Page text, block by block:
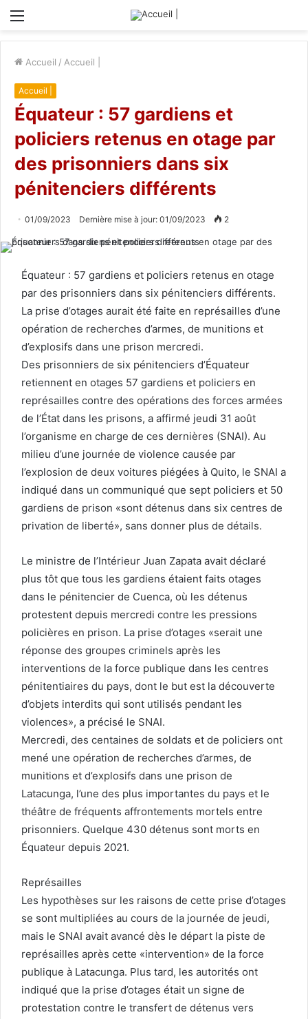
Menu
Accueil / Accueil |
Accueil |
Équateur : 57 gardiens et
policiers retenus en otage par
des prisonniers dans six
pénitenciers différents
01/09/2023 Dernière mise à jour: 01/09/2023 2
Équateur : 57 gardiens et policiers retenus en otage
par des prisonniers dans six pénitenciers différents.
La prise d’otages aurait été faite en représailles d’une
opération de recherches d’armes, de munitions et
d’explosifs dans une prison mercredi.
Des prisonniers de six pénitenciers d’Équateur
retiennent en otages 57 gardiens et policiers en
représailles contre des opérations des forces armées
de l’État dans les prisons, a affirmé jeudi 31 août
l’organisme en charge de ces dernières (SNAI). Au
milieu d’une journée de violence causée par
l’explosion de deux voitures piégées à Quito, le SNAI a
indiqué dans un communiqué que sept policiers et 50
gardiens de prison «sont détenus dans six centres de
privation de liberté», sans donner plus de détails.
Le ministre de l’Intérieur Juan Zapata avait déclaré
plus tôt que tous les gardiens étaient faits otages
dans le pénitencier de Cuenca, où les détenus
protestent depuis mercredi contre les pressions
policières en prison. La prise d’otages «serait une
réponse des groupes criminels après les
interventions de la force publique dans les centres
pénitentiaires du pays, dont le but est la découverte
d’objets interdits qui sont utilisés pendant les
violences», a précisé le SNAI.
Mercredi, des centaines de soldats et de policiers ont
mené une opération de recherches d’armes, de
munitions et d’explosifs dans une prison de
Latacunga, l’une des plus importantes du pays et le
théâtre de fréquents affrontements mortels entre
prisonniers. Quelque 430 détenus sont morts en
Équateur depuis 2021.
Représailles
Les hypothèses sur les raisons de cette prise d’otages
se sont multipliées au cours de la journée de jeudi,
mais le SNAI avait avancé dès le départ la piste de
représailles après cette «intervention» de la force
publique à Latacunga. Plus tard, les autorités ont
indiqué que la prise d’otages était un signe de
protestation contre le transfert de détenus vers